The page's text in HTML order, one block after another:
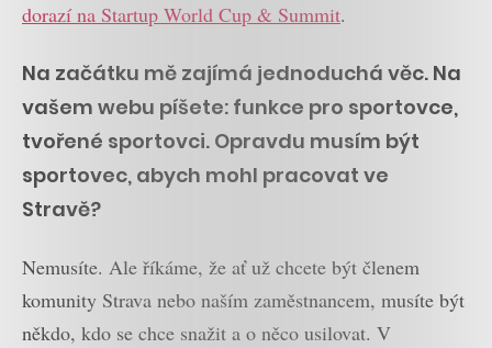
dorazí na Startup World Cup & Summit.
Na začátku mě zajímá jednoduchá věc. Na
vašem webu píšete: funkce pro sportovce,
tvořené sportovci. Opravdu musím být
sportovec, abych mohl pracovat ve
Stravě?
Nemusíte. Ale říkáme, že ať už chcete být členem
komunity Strava nebo naším zaměstnancem, musíte být
někdo, kdo se chce snažit a o něco usilovat. V